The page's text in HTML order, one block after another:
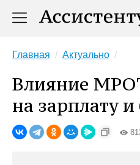
Главная Актуально
Влияние
на зарплату